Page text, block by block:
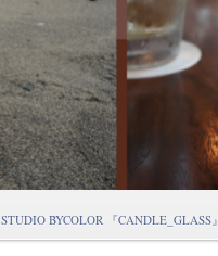
STUDIO BYCOLOR 『CANDLE_GLASS』